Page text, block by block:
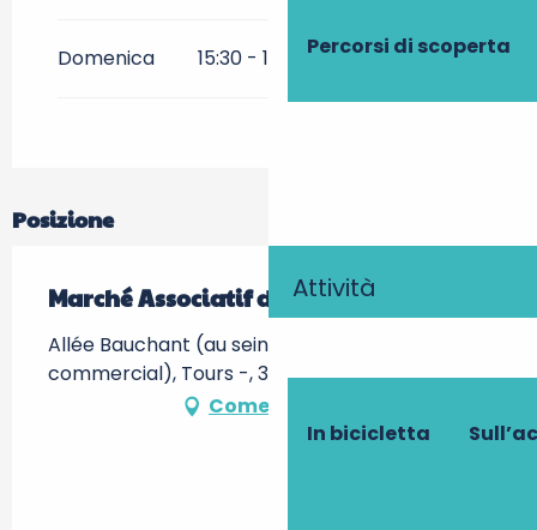
Percorsi di scoperta
Attività
In bicicletta
Domenica 15:30 - 19:00
Posizione
Marché Associatif de Montjoyeux
Allée Bauchant (au sein du centre
commercial), Tours -, 37000 Tours
Come arrivare